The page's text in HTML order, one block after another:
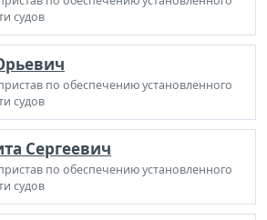
судов
по обеспечению установленного
судов
Сергеевич
по обеспечению установленного
судов